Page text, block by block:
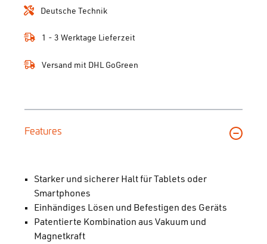
Deutsche Technik
1 - 3 Werktage Lieferzeit
Versand mit DHL GoGreen
Features
Starker und sicherer Halt für Tablets oder
Smartphones
Einhändiges Lösen und Befestigen des Geräts
Patentierte Kombination aus Vakuum und
Magnetkraft